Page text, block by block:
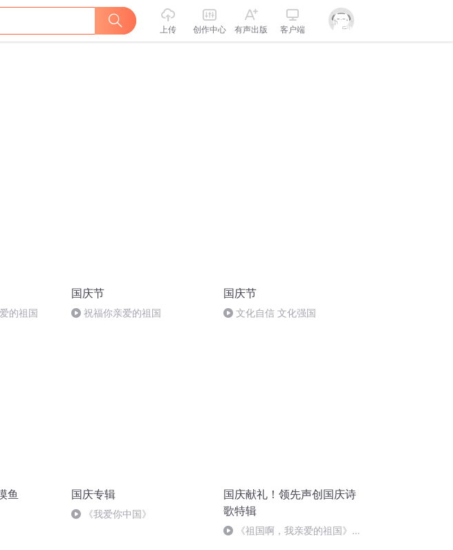
上传 创作中心 有声出版 客户端
的祖国
国庆节
祝福你亲爱的祖国
国庆节
文化自信 文化强国
鱼 国庆专辑
《我爱你中国》
国庆献礼！领先声创国庆诗
歌特辑
《祖国啊，我亲爱的祖国》温